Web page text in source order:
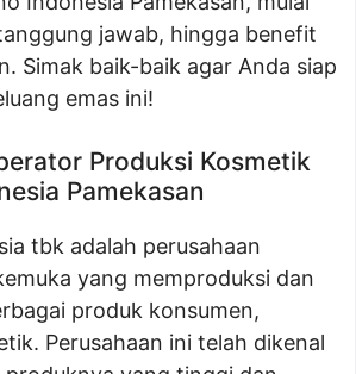
jawab, hingga benefit
Simak baik-baik agar Anda siap
emas ini!
Produksi Kosmetik
Pamekasan
tbk adalah perusahaan
yang memproduksi dan
produk konsumen,
Perusahaan ini telah dikenal